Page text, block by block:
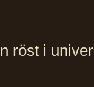
röst i